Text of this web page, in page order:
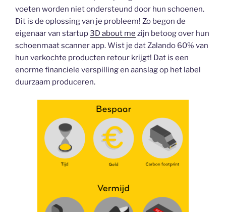
voeten worden niet ondersteund door hun schoenen.
Dit is de oplossing van je probleem! Zo begon de
eigenaar van startup3D about me zijn betoog over hun
schoenmaat scanner app. Wist je dat Zalando 60% van
hun verkochte producten retour krijgt! Dat is een
enorme financiele verspilling en aanslag op het label
duurzaam produceren.